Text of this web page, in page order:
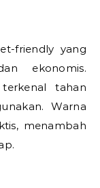
friendly yang
ekonomis.
tahan
Warna
menambah